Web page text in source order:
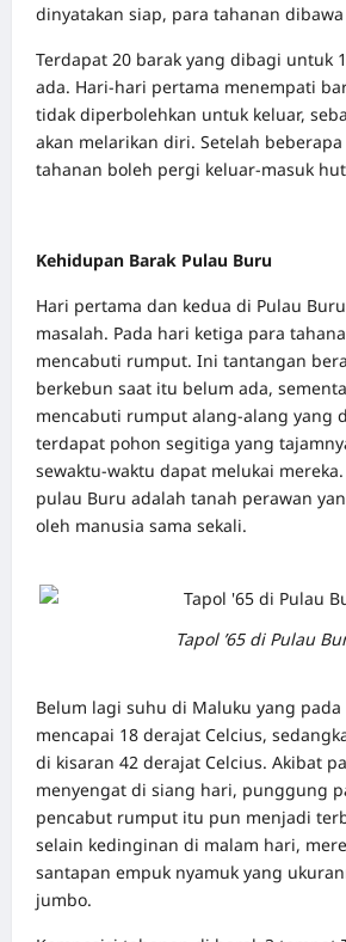
dinyatakan siap, para tahanan
Terdapat 20 barak yang dibagi untuk
ada. Hari-hari pertama menempati
tidak diperbolehkan untuk keluar,
akan melarikan diri. Setelah
tahanan boleh pergi keluar-masuk
Kehidupan Barak Pulau Buru
Hari pertama dan kedua di Pulau
masalah. Pada hari ketiga para
mencabuti rumput. Ini tantangan
berkebun saat itu belum ada,
mencabuti rumput alang-alang yang
terdapat pohon segitiga yang
sewaktu-waktu dapat melukai
pulau Buru adalah tanah perawan
oleh manusia sama sekali.
Tapol ’65 di Pulau
Belum lagi suhu di Maluku yang
mencapai 18 derajat Celcius,
di kisaran 42 derajat Celcius. Akibat
menyengat di siang hari, punggung
pencabut rumput itu pun menjadi
selain kedinginan di malam hari,
santapan empuk nyamuk yang
jumbo.